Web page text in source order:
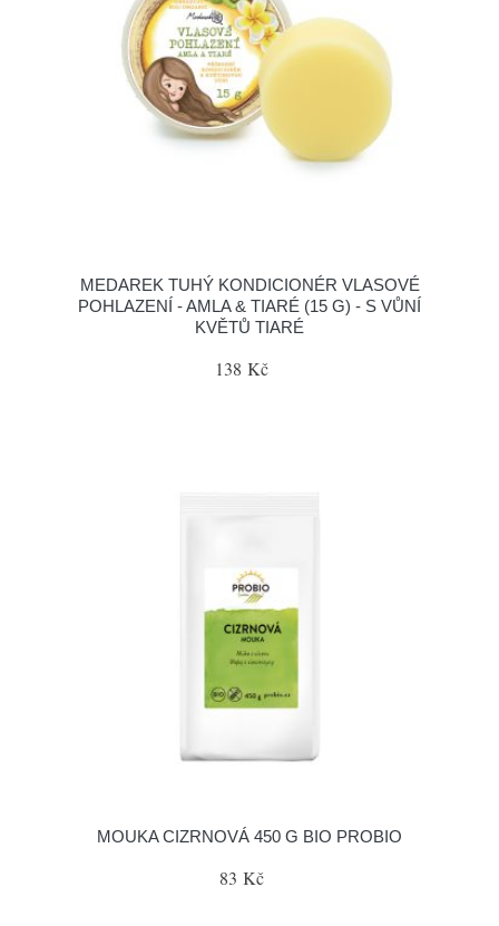
MEDAREK TUHÝ KONDICIONÉR VLASOVÉ
POHLAZENÍ - AMLA & TIARÉ (15 G) - S VŮNÍ
KVĚTŮ TIARÉ
138 Kč
MOUKA CIZRNOVÁ 450 G BIO PROBIO
83 Kč